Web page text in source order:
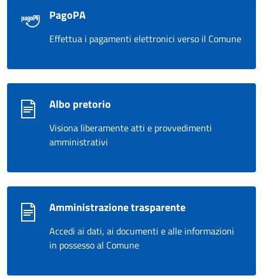
PagoPA
Effettua i pagamenti elettronici verso il Comune
Albo pretorio
Visiona liberamente atti e provvedimenti
amministrativi
Amministrazione trasparente
Accedi ai dati, ai documenti e alle informazioni
in possesso al Comune